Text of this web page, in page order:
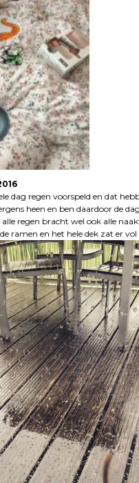
dag regen voorspeld en dat
heen en ben daardoor de
regen bracht wel ook alle
ramen en het hele dek zat er